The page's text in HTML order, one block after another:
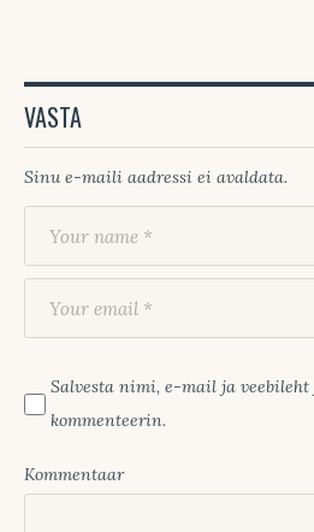
VASTA
Sinu e-maili aadressi ei avaldata.
Salvesta nimi, e-mail ja veebileht
kommenteerin.
Kommentaar